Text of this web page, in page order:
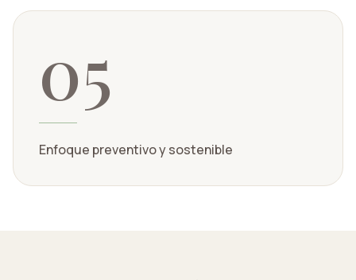
05
Enfoque preventivo y sostenible